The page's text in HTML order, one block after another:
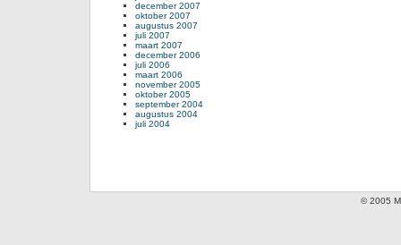
december 2007
oktober 2007
augustus 2007
juli 2007
maart 2007
december 2006
juli 2006
maart 2006
november 2005
oktober 2005
september 2004
augustus 2004
juli 2004
© 2005